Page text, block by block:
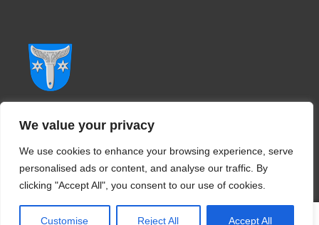
We value your privacy
We use cookies to enhance your browsing experience, serve
personalised ads or content, and analyse our traffic. By
clicking "Accept All", you consent to our use of cookies.
Customise Reject All Accept All